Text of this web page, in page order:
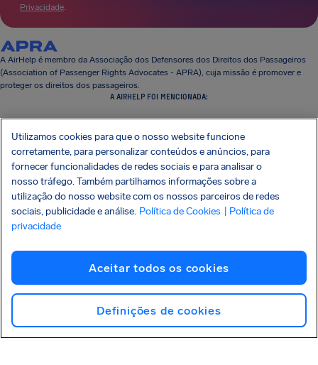
Privacidade
A AirHelp é membro da Associação dos Defensores dos Direitos dos Passageiros
(Association of Passenger Rights Advocates - APRA), cuja missão é promover e
proteger os direitos dos passageiros.
A AIRHELP FOI MENCIONADA:
CONHEÇA SEUS DIREITOS
NOSSA EMPRESA
NOSSOS PRODUTOS
PARCERIAS
SUPORTE
Utilizamos cookies para que o nosso website funcione
corretamente, para personalizar conteúdos e anúncios, para
fornecer funcionalidades de redes sociais e para analisar o
nosso tráfego. Também partilhamos informações sobre a
utilização do nosso website com os nossos parceiros de redes
sociais, publicidade e análise. Política de Cookies
| Política de
privacidade
Aceitar todos os cookies
Definições de cookies